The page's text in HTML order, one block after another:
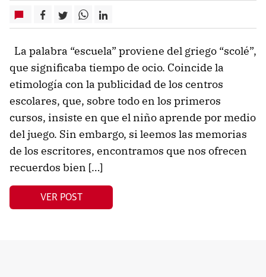
La palabra “escuela” proviene del griego “scolé”,
que significaba tiempo de ocio. Coincide la
etimología con la publicidad de los centros
escolares, que, sobre todo en los primeros
cursos, insiste en que el niño aprende por medio
del juego. Sin embargo, si leemos las memorias
de los escritores, encontramos que nos ofrecen
recuerdos bien […]
VER POST